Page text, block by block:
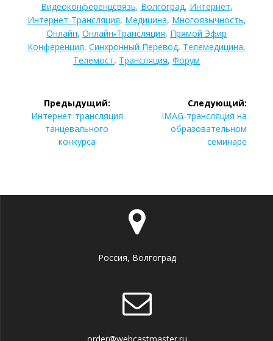
Видеоконференцсвязь, Волгоград, Интернет,
Интернет-Трансляция, Медицина, Многоязычность,
Онлайн, Онлайн-Трансляция, Прямой Эфир
Конференция, Синхронный Перевод, Телемедицина,
Телемост, Трансляция, Форум
Навигация
по
записям
Предыдущий:
Предыдущая
запись:
Интернет-трансляция
танцевального
конкурса
Следующий:
Следующая
запись:
IMAG-трансляция на
образовательном
семинаре
Россия, Волгоград